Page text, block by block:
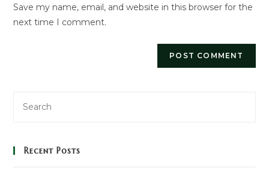
(optional)
Save my name, email, and website in this browser for the
next time I comment.
Recent Posts